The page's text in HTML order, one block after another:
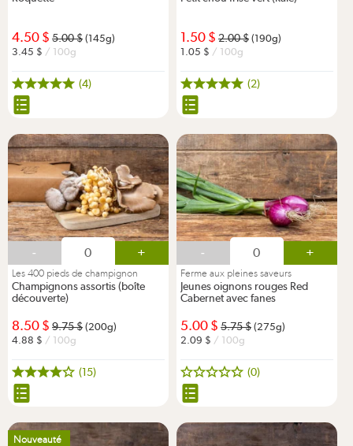
4.50 5.00
(145g)
3.45
/ 100g
(4)
1.50 2.00
(190g)
1.05
/ 100g
(2)
- +
Les 400 pieds de champignon
Champignons assortis (boîte
découverte)
8.50 9.75
(200g)
4.88
/ 100g
(15)
- +
Ferme aux pleines saveurs
Jeunes oignons rouges Red
Cabernet avec fanes
5.00 5.75
(275g)
2.09
/ 100g
(0)
Nouveauté